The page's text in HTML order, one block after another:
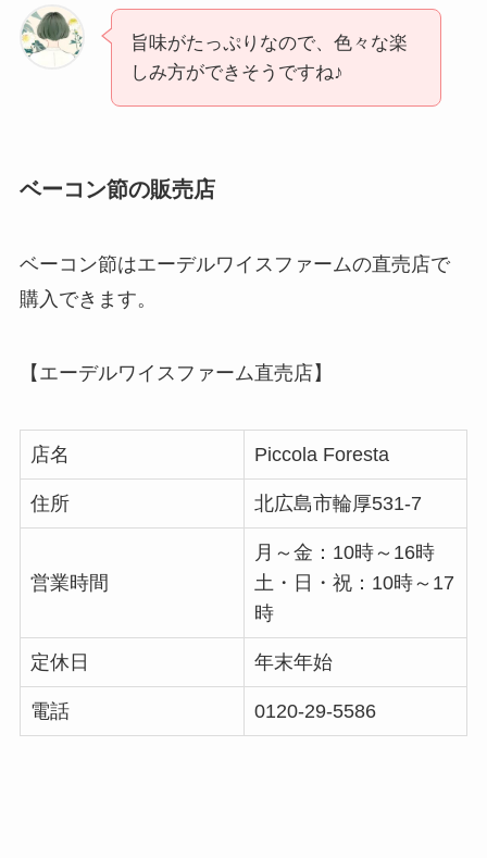
旨味がたっぷりなので、色々な楽
しみ方ができそうですね♪
ベーコン節の販売店
ベーコン節はエーデルワイスファームの直売店で
購入できます。
【エーデルワイスファーム直売店】
店名 Piccola Foresta
住所 北広島市輪厚531-7
営業時間
月～金：10時～16時
土・日・祝：10時～17
時
定休日 年末年始
電話 0120-29-5586